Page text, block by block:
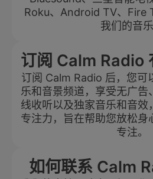
Roku、Android TV、Fire
我们的音乐
订阅 Calm Radio
订阅 Calm Radio 后，您可
乐和音景频道，享受无广告
线收听以及独家音乐和音效
专注力，旨在帮助您放松身
专注。
如何联系 Calm